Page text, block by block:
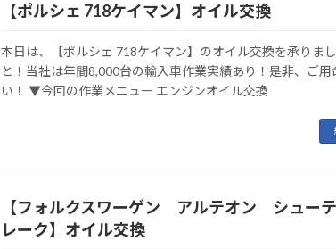
【ポルシェ 718ケイマン】オイル交換
本日は、【ポルシェ 718ケイマン】のオイル交換を承りま
と！当社は年間8,000台の輸入車作業実績あり！是非、ご用
い！ ▼今回の作業メニュー エンジンオイル交換
【フォルクスワーゲン アルテオン シュー
レーク】オイル交換